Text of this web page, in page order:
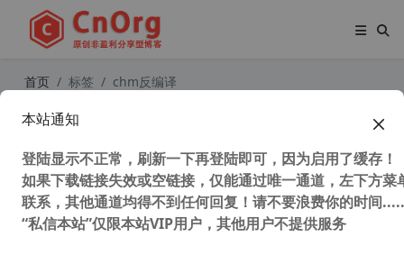
首页 标签 chm反编译
CHM Editor v3.2.0.458 中文版 CHM
具
本站通知
登陆显示不正常，刷新一下再登陆即可，因为启用了缓存！
如果下载链接失效或空链接，仅能通过唯一通道，左下方菜
联系，其他通道均得不到任何回复！请不要浪费你的时间
“私信本站”仅限本站VIP用户，其他用户不提供服务